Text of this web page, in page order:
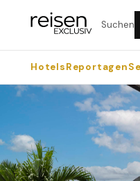
Suchen
HotelsReportagen